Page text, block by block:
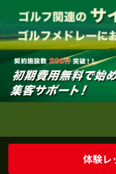
体験レ